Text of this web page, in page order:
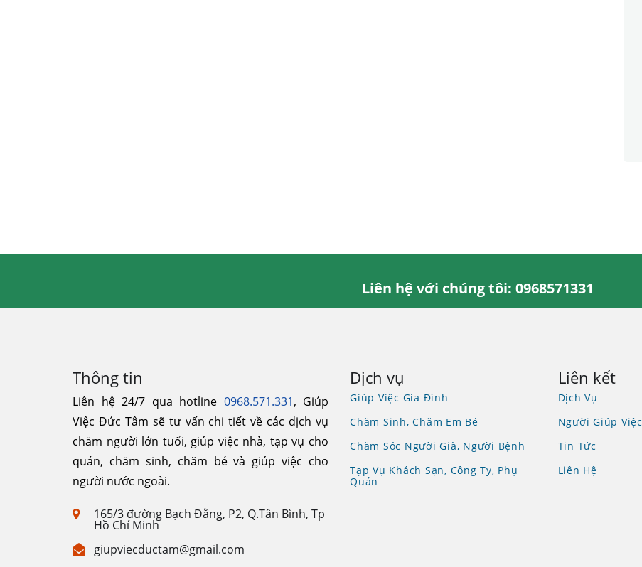
Liên hệ với chúng tôi: 0968571331
Thông tin
Liên hệ 24/7 qua hotline 0968.571.331, Giúp
Việc Đức Tâm sẽ tư vấn chi tiết về các dịch vụ
chăm người lớn tuổi, giúp việc nhà, tạp vụ cho
quán, chăm sinh, chăm bé và giúp việc cho
người nước ngoài.
165/3 đường Bạch Đằng, P2, Q.Tân Bình, Tp
Hồ Chí Minh
giupviecductam@gmail.com
Dịch vụ
Giúp Việc Gia Đình
Chăm Sinh, Chăm Em Bé
Chăm Sóc Người Già, Người Bệnh
Tạp Vụ Khách Sạn, Công Ty, Phụ
Quán
Liên kết
Dịch Vụ
Người Giúp Việc
Tin Tức
Liên Hệ